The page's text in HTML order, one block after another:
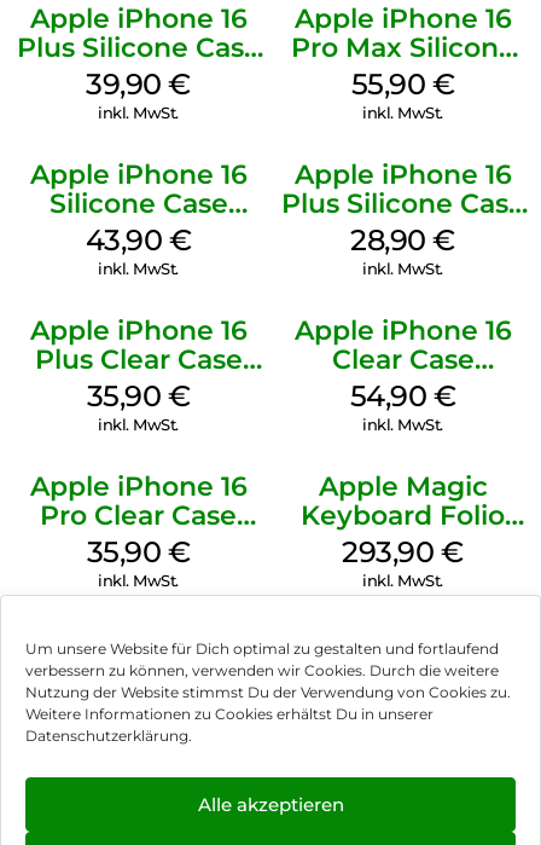
Um unsere Website für Dich optimal zu gestalten und fortlaufend
verbessern zu können, verwenden wir Cookies. Durch die weitere
Nutzung der Website stimmst Du der Verwendung von Cookies zu.
Weitere Informationen zu Cookies erhältst Du in unserer
Datenschutzerklärung.
Alle akzeptieren
Apple iPhone 16
Plus Silicone Case
MagSafe Plum
39,90€
inkl. MwSt.
Apple iPhone 16
Pro Max Silicone
Case MagSafe
Stone Gray
55,90 €
inkl. MwSt.
Apple iPhone 16
Silicone Case
MagSafe Plum
43,90 €
inkl. MwSt.
Apple iPhone 16
Plus Silicone Case
MagSafe Black
28,90€
inkl. MwSt.
Apple iPhone 16
Plus Clear Case
MagSafe
Transparent
35,90 €
inkl. MwSt.
Apple iPhone 16
Clear Case
MagSafe
Transparent
54,90 €
inkl. MwSt.
Apple iPhone 16
Pro Clear Case
MagSafe
Transparent
35,90 €
inkl. MwSt.
Apple Magic
Keyboard Folio
iPad 10.9″ (10.Gen.)
Weiß
293,90€
inkl. MwSt.
Impressum